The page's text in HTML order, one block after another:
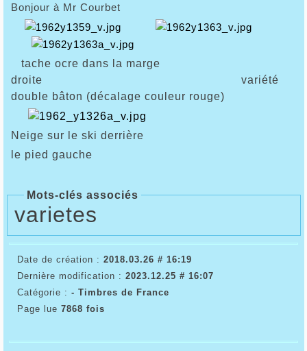
Bonjour à Mr Courbet
tache ocre dans la marge
droite variété
double bâton (décalage couleur rouge)
Neige sur le ski derrière
le pied gauche
Mots-clés associés
varietes
Date de création : 2018.03.26 # 16:19
Dernière modification : 2023.12.25 # 16:07
Catégorie : - Timbres de France
Page lue 7868 fois